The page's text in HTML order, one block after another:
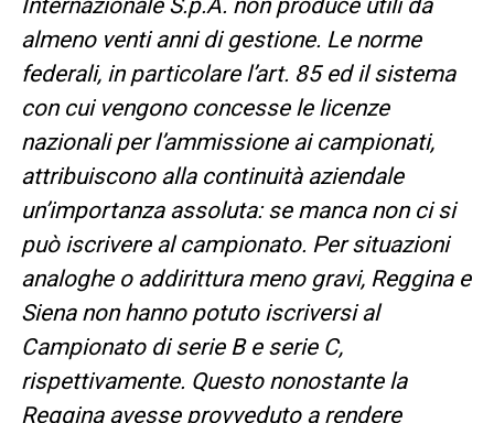
almeno venti anni di gestione. Le norme
federali, in particolare l’art. 85 ed il sistema
con cui vengono concesse le licenze
nazionali per l’ammissione ai campionati,
attribuiscono alla continuità aziendale
un’importanza assoluta: se manca non ci si
può iscrivere al campionato. Per situazioni
analoghe o addirittura meno gravi, Reggina e
Siena non hanno potuto iscriversi al
Campionato di serie B e serie C,
rispettivamente. Questo nonostante la
Reggina avesse provveduto a rendere